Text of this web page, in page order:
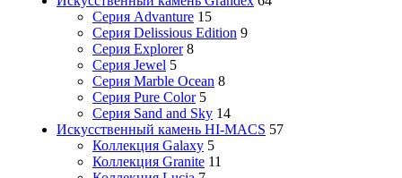
Серия Advanture 15
Серия Delissious Edition 9
Серия Explorer 8
Серия Jewel 5
Серия Marble Ocean 8
Серия Pure Color 5
Серия Sand and Sky 14
Искусственный камень HI-MACS 57
Коллекция Galaxy 5
Коллекция Granite 11